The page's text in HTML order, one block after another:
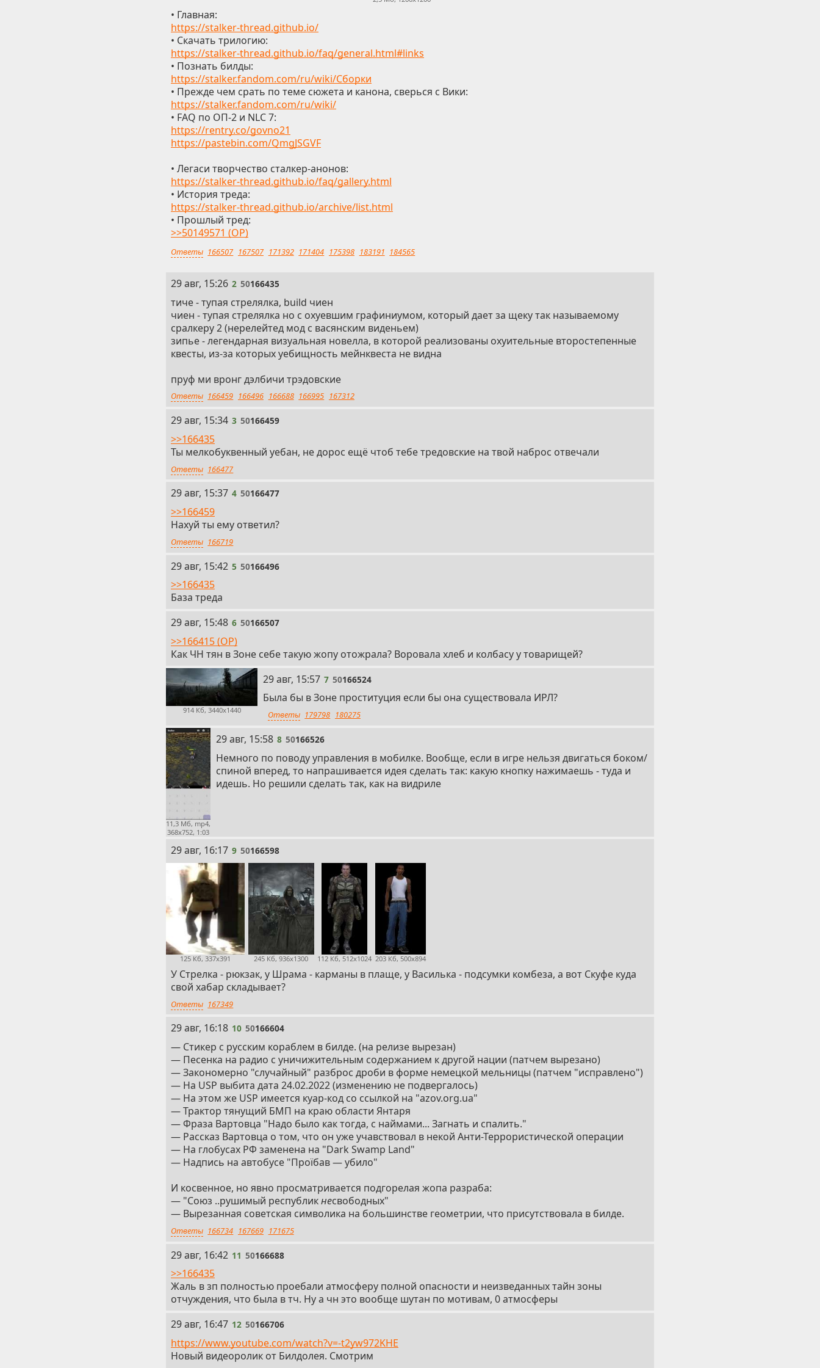
• Главная:
https://stalker-thread.github.io/
• Скачать трилогию:
https://stalker-thread.github.io/faq/general.html#links
• Познать билды:
https://stalker.fandom.com/ru/wiki/Сборки
• Прежде чем срать по теме сюжета и канона, сверься с Вики:
https://stalker.fandom.com/ru/wiki/
• FAQ по ОП-2 и NLC 7:
https://rentry.co/govno21
https://pastebin.com/QmgJSGVF
• Легаси творчество сталкер-анонов:
https://stalker-thread.github.io/faq/gallery.html
• История треда:
https://stalker-thread.github.io/archive/list.html
• Прошлый тред:
>>50149571 (OP)
Ответы 166507 167507 171392 171404 175398 183191 184565
2
29 авг, 15:26 2 50166435
тиче - тупая стрелялка, build чиен
чиен - тупая стрелялка но с охуевшим графиниумом, который дает за щеку так называемому
сралкеру 2 (нерелейтед мод с васянским виденьем)
зипье - легендарная визуальная новелла, в которой реализованы охуительные второстепенные
квесты, из-за которых уебищность мейнквеста не видна
пруф ми вронг дэлбичи трэдовские
Ответы 166459 166496 166688 166995 167312
3
29 авг, 15:34 3 50166459
>>166435
Ты мелкобуквенный уебан, не дорос ещё чтоб тебе тредовские на твой наброс отвечали
Ответы 166477
4
29 авг, 15:37 4 50166477
>>166459
Нахуй ты ему ответил?
Ответы 166719
5
29 авг, 15:42 5 50166496
>>166435
База треда
6
29 авг, 15:48 6 50166507
>>166415 (OP)
Как ЧН тян в Зоне себе такую жопу отожрала? Воровала хлеб и колбасу у товарищей?
914 Кб, 3440x1440
7
29 авг, 15:57 7 50166524
Была бы в Зоне проституция если бы она существовала ИРЛ?
Ответы 179798 180275
11,3 Мб, mp4,
368x752, 1:03
8
29 авг, 15:58 8 50166526
Немного по поводу управления в мобилке. Вообще, если в игре нельзя двигаться боком/
спиной вперед, то напрашивается идея сделать так: какую кнопку нажимаешь - туда и
идешь. Но решили сделать так, как на видриле
9
29 авг, 16:17 9 50166598
125 Кб, 337x391 245 Кб, 936x1300 112 Кб, 512x1024 203 Кб, 500x894
У Стрелка - рюкзак, у Шрама - карманы в плаще, у Василька - подсумки комбеза, а вот Скуфе куда
свой хабар складывает?
Ответы 167349
10
29 авг, 16:18 10 50166604
— Стикер с русским кораблем в билде. (на релизе вырезан)
— Песенка на радио с уничижительным содержанием к другой нации (патчем вырезано)
— Закономерно "случайный" разброс дроби в форме немецкой мельницы (патчем "исправлено")
— На USP выбита дата 24.02.2022 (изменению не подвергалось)
— На этом же USP имеется куар-код со ссылкой на "аzоv.оrg.uа"
— Трактор тянущий БМП на краю области Янтаря
— Фраза Вартовца "Надо было как тогда, с наймами... Загнать и спалить."
— Рассказ Вартовца о том, что он уже учавствовал в некой Анти-Террористической операции
— На глобусах РФ заменена на "Dark Swamp Land"
— Надпись на автобусе "Проїбав — убило"
И косвенное, но явно просматривается подгорелая жопа разраба:
— "Союз ..рушимый республикнесвободных"
— Вырезанная советская символика на большинстве геометрии, что присутствовала в билде.
Ответы 166734 167669 171675
11
29 авг, 16:42 11 50166688
>>166435
Жаль в зп полностью проебали атмосферу полной опасности и неизведанных тайн зоны
отчуждения, что была в тч. Ну а чн это вообще шутан по мотивам, 0 атмосферы
12
29 авг, 16:47 12 50166706
https://www.youtube.com/watch?v=-t2yw972KHE
Новый видеоролик от Билдолея. Смотрим